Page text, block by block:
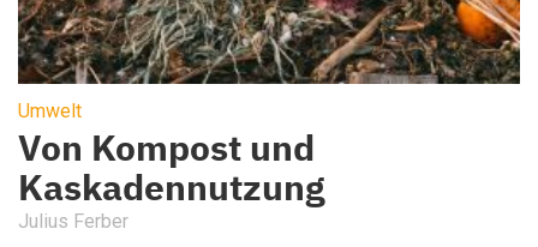
Umwelt
Von Kompost und
Kaskadennutzung
Julius Ferber